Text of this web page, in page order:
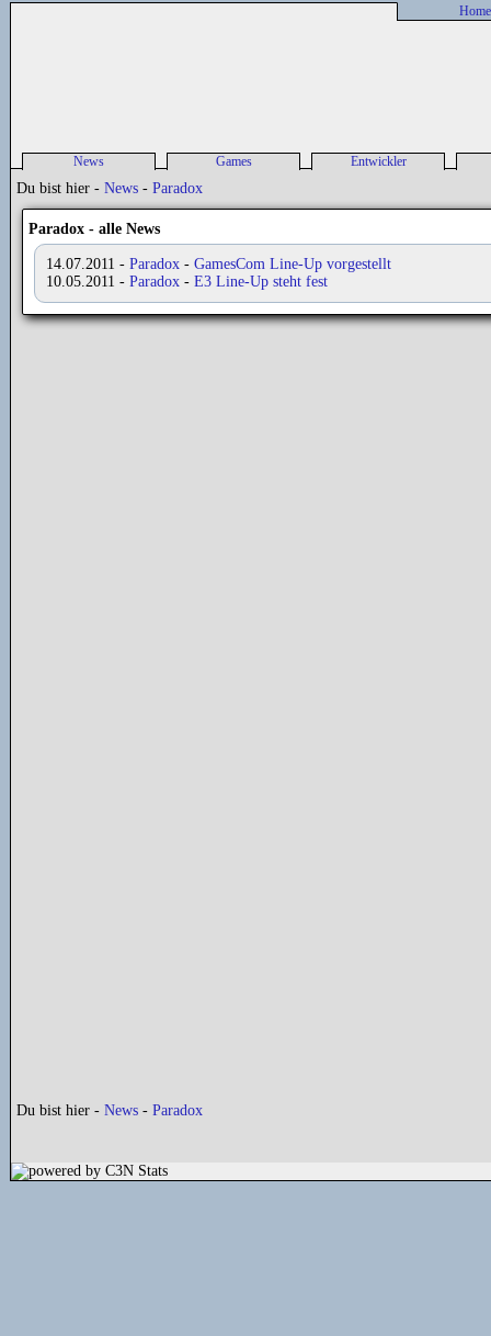
Home
News
Alle News
Games
Previews
Reviews
Entwickler
Du bist hier - News - Paradox
Paradox - alle News
14.07.2011 - Paradox - GamesCom Line-Up vorgestellt
10.05.2011 - Paradox - E3 Line-Up steht fest
Du bist hier - News - Paradox